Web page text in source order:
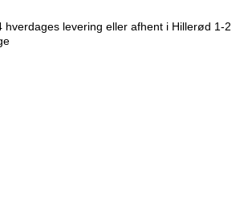
hverdages levering eller afhent i Hillerød 1-2